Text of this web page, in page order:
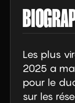
Les plus
2025 a
pour le
sur les